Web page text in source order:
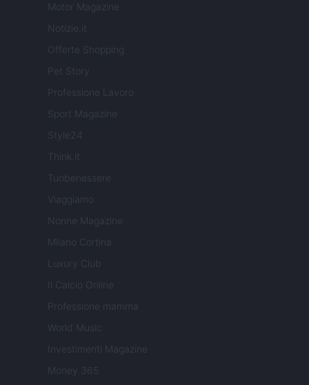
Motor Magazine
Notizie.it
Offerte Shopping
Pet Story
Professione Lavoro
Sport Magazine
Style24
Think.it
Tuobenessere
Viaggiamo
Nonne Magazine
Milano Cortina
Luxury Club
Il Calcio Online
Professione mamma
World Music
Investimenti Magazine
Money 365